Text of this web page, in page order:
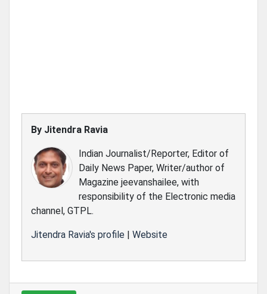
By Jitendra Ravia
Indian Journalist/Reporter, Editor of
Daily News Paper, Writer/author of
Magazine jeevanshailee, with
responsibility of the Electronic media
channel, GTPL.
Jitendra Ravia's profile | Website